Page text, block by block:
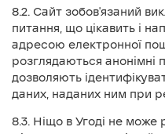
8.2. Сайт зобов'язаний
питання, що цікавить і
адресою електронної
розглядаються анонімні
дозволяють
даних, наданих ним при
8.3. Ніщо в Угоді не може